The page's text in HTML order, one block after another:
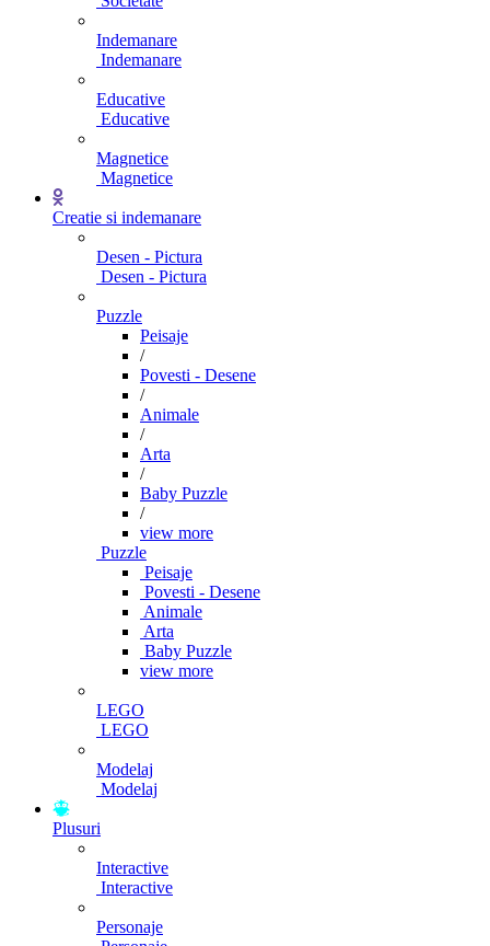
Indemanare
Indemanare
Educative
Educative
Magnetice
Magnetice
Creatie si indemanare
Desen - Pictura
Desen - Pictura
Puzzle
Peisaje
/
Povesti - Desene
/
Animale
/
Arta
/
Baby Puzzle
/
view more
Puzzle
Peisaje
Povesti - Desene
Animale
Arta
Baby Puzzle
view more
LEGO
LEGO
Modelaj
Modelaj
Plusuri
Interactive
Interactive
Personaje